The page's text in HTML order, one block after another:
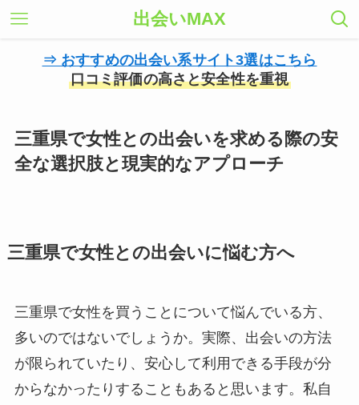
出会いMAX
⇒ おすすめの出会い系サイト3選はこちら
口コミ評価の高さと安全性を重視
三重県で女性との出会いを求める際の安
全な選択肢と現実的なアプローチ
三重県で女性との出会いに悩む方へ
三重県で女性を買うことについて悩んでいる方、
多いのではないでしょうか。実際、出会いの方法
が限られていたり、安心して利用できる手段が分
からなかったりすることもあると思います。私自